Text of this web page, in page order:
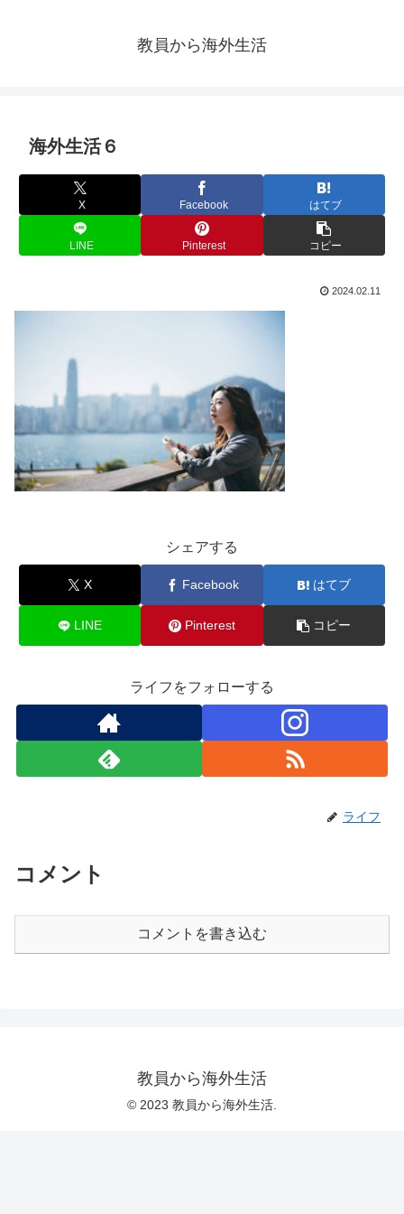
教員から海外生活
海外生活６
X Facebook はてブ
LINE Pinterest コピー
2024.02.11
シェアする
X Facebook はてブ
LINE Pinterest コピー
ライフをフォローする
ライフ
コメント
コメントを書き込む
教員から海外生活
© 2023 教員から海外生活.